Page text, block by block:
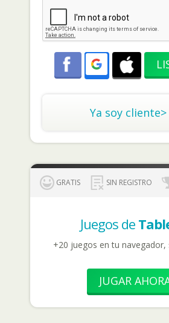
Ya soy cliente>
GRATIS SIN REGISTRO
Juegos de
+20 juegos en tu navegador,
JUGAR